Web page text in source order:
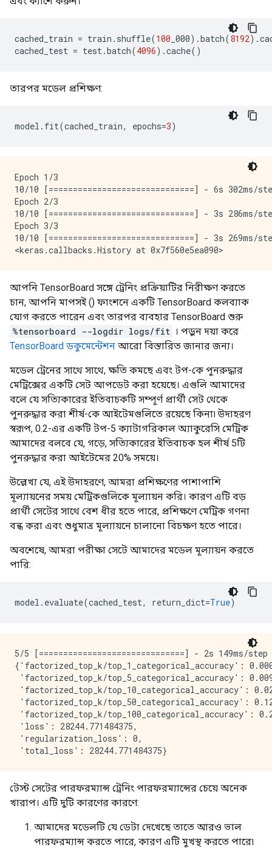
cached_train = train . shuffle(100 _000).batch(8192).
cached_test = test.batch(4096).cache()
তারপর মডেল প্রশিক্ষণ:
model . fit(cached_train, epochs=3)
Epoch 1/3
10/10 [==============================] - 6s
Epoch 2/3
10/10 [==============================] - 3s
Epoch 3/3
10/10 [==============================] - 3s
আপনি TensorBoard সঙ্গে ট্রেনিং প্রক্রিয়াটির নিরীক্ষণ করতে
চান, আপনি মাপসই () ফাংশনে একটি TensorBoard কলব্যাক
যোগ করতে পারেন এবং তারপর ব্যবহার TensorBoard শুরু
%tensorboard --logdir logs/fit । পড়ুন দয়া করে
TensorBoard ডকুমেন্টেশন আরো বিস্তারিত জানার জন্য।
মডেল ট্রেনের সাথে সাথে, ক্ষতি কমছে এবং টপ-কে পুনরুদ্ধার
মেট্রিক্সের একটি সেট আপডেট করা হয়েছে। এগুলি আমাদের
বলে যে সত্যিকারের ইতিবাচকটি সম্পূর্ণ প্রার্থী সেট থেকে
পুনরুদ্ধার করা শীর্ষ-কে আইটেমগুলিতে রয়েছে কিনা৷ উদাহরণ
স্বরূপ, 0.2-এর একটি টপ-5 ক্যাটাগরিকাল অ্যাকুরেসি মেট্রিক
আমাদের বলবে যে, গড়ে, সত্যিকারের ইতিবাচক হল শীর্ষ 5টি
পুনরুদ্ধার করা আইটেমের 20% সময়ে।
উল্লেখ্য যে, এই উদাহরণে, আমরা প্রশিক্ষণের পাশাপাশি
মূল্যায়নের সময় মেট্রিকগুলিকে মূল্যায়ন করি। কারণ এটি বড়
প্রার্থী সেটের সাথে বেশ ধীর হতে পারে, প্রশিক্ষণে মেট্রিক গণনা
বন্ধ করা এবং শুধুমাত্র মূল্যায়নে চালানো বিচক্ষণ হতে পারে।
অবশেষে, আমরা পরীক্ষা সেটে আমাদের মডেল মূল্যায়ন করতে
পারি:
model . evaluate(cached_test, return_dict=True)
5/5 [==============================] - 2s
{'factorized_top_k/top_1_categorical_accuracy':
'factorized_top_k/top_5_categorical_accuracy':
'factorized_top_k/top_10_categorical_accuracy':
'factorized_top_k/top_50_categorical_accuracy':
'factorized_top_k/top_100_categorical_accuracy':
'loss': 28244.771484375,
'regularization_loss': 0,
টেস্ট সেটের পারফরম্যান্স ট্রেনিং পারফরম্যান্সের চেয়ে অনেক
খারাপ। এটি দুটি কারণের কারণে:
আমাদের মডেলটি যে ডেটা দেখেছে তাতে আরও ভাল
পারফরম্যান্স করতে পারে, কারণ এটি মুখস্থ করতে পারে৷